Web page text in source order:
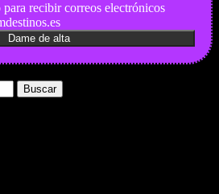
recibir correos electrónicos